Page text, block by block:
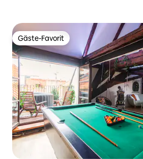
Gäste-Favorit
Gäste-Favorit